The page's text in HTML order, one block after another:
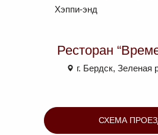
Хэппи-энд
г. Бердск, Зеленая
Ресторан
СХЕМА